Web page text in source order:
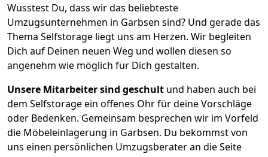
Wusstest Du, dass wir das beliebteste
Umzugsunternehmen in Garbsen sind? Und gerade das
Thema Selfstorage liegt uns am Herzen. Wir begleiten
Dich auf Deinen neuen Weg und wollen diesen so
angenehm wie möglich für Dich gestalten.
Unsere Mitarbeiter sind geschult und haben auch bei
dem Selfstorage ein offenes Ohr für deine Vorschläge
oder Bedenken. Gemeinsam besprechen wir im Vorfeld
die Möbeleinlagerung in Garbsen. Du bekommst von
uns einen persönlichen Umzugsberater an die Seite